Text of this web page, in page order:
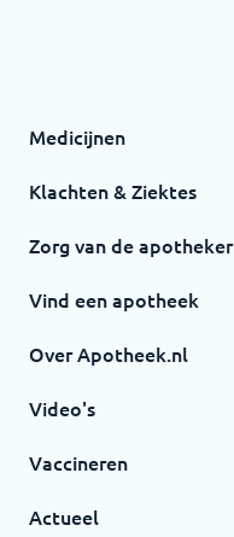
Medicijnen
Klachten & Ziektes
Zorg van de apotheker
Vind een apotheek
Over Apotheek.nl
Video's
Vaccineren
Actueel